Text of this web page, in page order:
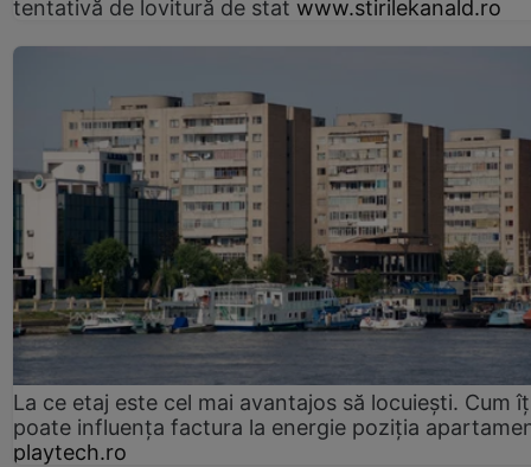
tentativă de lovitură de stat www.stirilekanald.ro
La ce etaj este cel mai avantajos să locuiești. Cum
poate influența factura la energie poziția
playtech.ro